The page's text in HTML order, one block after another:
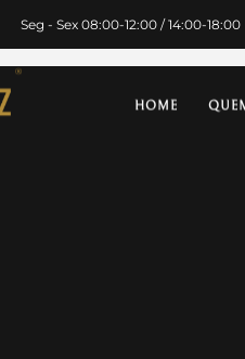
Seg - Sex 08:00-12:00 / 14:00-18:00
HOME